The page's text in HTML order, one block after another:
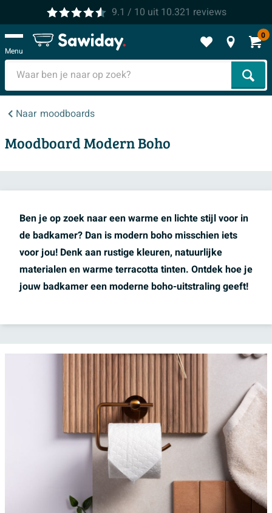
9.1 / 10 uit 10.321 reviews
Menu
0
Naar moodboards
Moodboard Modern Boho
Ben je op zoek naar een warme en lichte stijl voor in
de badkamer? Dan is modern boho misschien iets
voor jou! Denk aan rustige kleuren, natuurlijke
materialen en warme terracotta tinten. Ontdek hoe je
jouw badkamer een moderne boho-uitstraling geeft!